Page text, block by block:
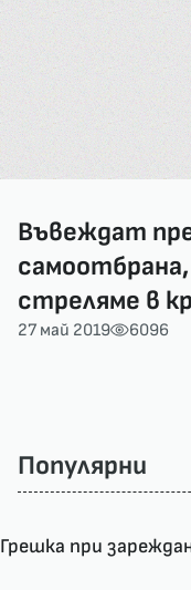
Въвеждат
стреляме в
27 май 2019 6096
Популярни
Грешка при